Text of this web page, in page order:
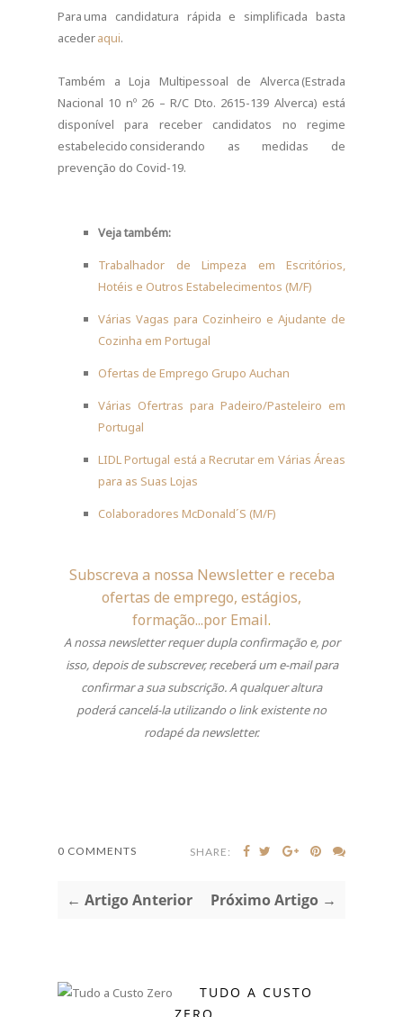
Para uma candidatura rápida e simplificada basta
acederaqui.
Também a Loja Multipessoal de Alverca (Estrada
Nacional 10 nº 26 – R/C Dto. 2615-139 Alverca) está
disponível para receber candidatos no regime
estabelecido considerando as medidas de
prevenção do Covid-19.
Veja também:
Trabalhador de Limpeza em Escritórios,
Hotéis e Outros Estabelecimentos (M/F)
Várias Vagas para Cozinheiro e Ajudante de
Cozinha em Portugal
Ofertas de Emprego Grupo Auchan
Várias Ofertras para Padeiro/Pasteleiro em
Portugal
LIDL Portugal está a Recrutar em Várias Áreas
para as Suas Lojas
Colaboradores McDonald´S (M/F)
Subscreva a nossa Newsletter e receba
ofertas de emprego, estágios,
formação...por Email.
A nossa newsletter requer dupla confirmação e, por
isso, depois de subscrever, receberá um e-mail para
confirmar a sua subscrição.A qualquer altura
poderá cancelá-la utilizando o link existente no
rodapé da newsletter.
0 COMMENTS SHARE:
← Artigo Anterior Próximo Artigo →
TUDO A CUSTO